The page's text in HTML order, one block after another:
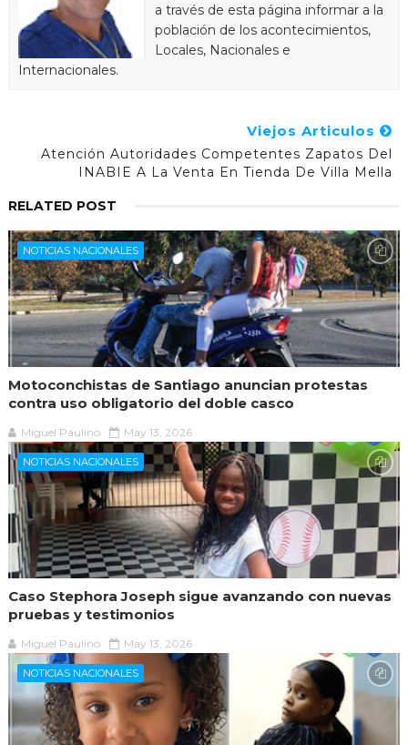
a través de esta página informar a la
población de los acontecimientos,
Locales, Nacionales e
Internacionales.
Viejos Articulos
Atención Autoridades Competentes Zapatos Del
INABIE A La Venta En Tienda De Villa Mella
RELATED POST
NOTICIAS NACIONALES
Motoconchistas de Santiago anuncian protestas
contra uso obligatorio del doble casco
Miguel Paulino May 13, 2026
NOTICIAS NACIONALES
Caso Stephora Joseph sigue avanzando con nuevas
pruebas y testimonios
Miguel Paulino May 13, 2026
NOTICIAS NACIONALES